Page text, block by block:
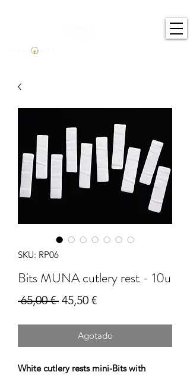
SKU: RP06
Bits MUNA cutlery rest - 10u
65,00 € Precio
45,50 €Precio
oferta
Agotado
White cutlery rests mini-Bits with